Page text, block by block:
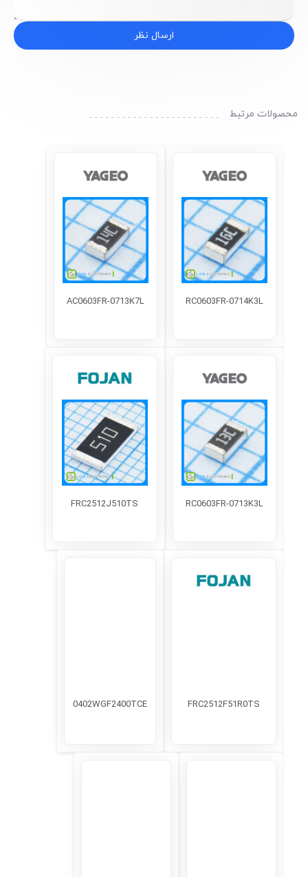
ارسال نظر
محصولات مرتبط
RC0603FR-0714K3L
AC0603FR-0713K7L
RC0603FR-0713K3L
FRC2512J510TS
FRC2512F51R0TS
0402WGF2400TCE